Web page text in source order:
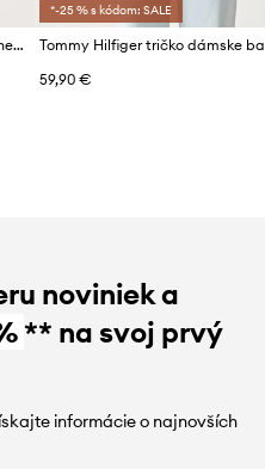
Tommy Hilfiger tričko dámske bavlnené
*-25 % s kódom: SALE
59,90 €
noviniek a
** na svoj prvý
informácie o najnovších